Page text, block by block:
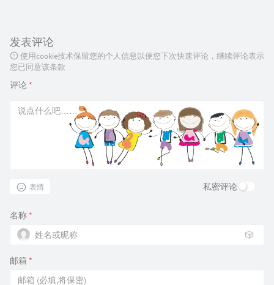
发表评论
使用cookie技术保留您的个人信息以便您下次快速评论，继续评论表示
您已同意该条款
评论 *
表情 私密评论
名称 *
🎲
邮箱 *